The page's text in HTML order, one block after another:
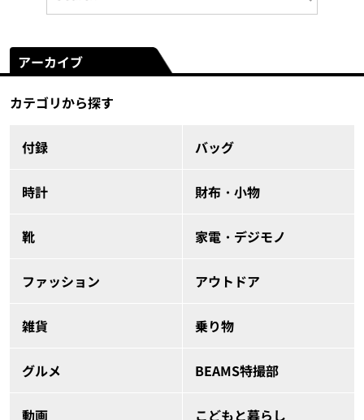
アーカイブ
カテゴリから探す
付録 バッグ
時計 財布・小物
靴 家電・デジモノ
ファッション アウトドア
雑貨 乗り物
グルメ BEAMS特撮部
動画 こどもと暮らし